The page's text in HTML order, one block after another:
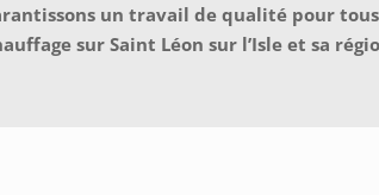
un travail de qualité pour
sur Saint Léon sur l’Isle et sa